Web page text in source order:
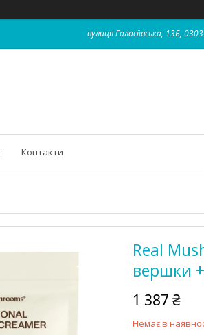
вулиця Голосіївська, 13Б,
Контакти
Real
вершки +
1 387 ₴
Немає в